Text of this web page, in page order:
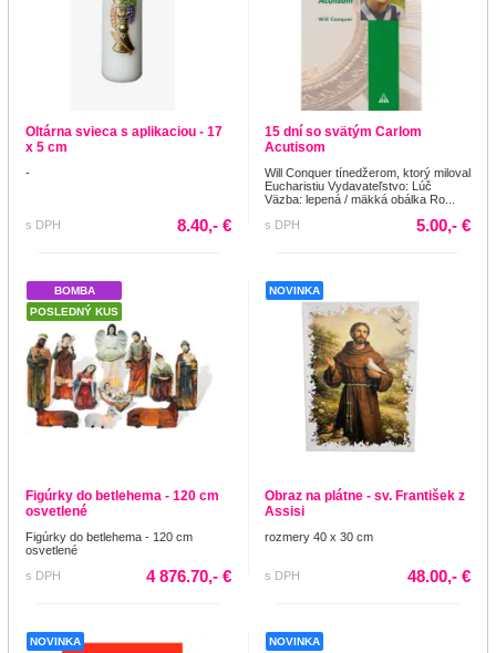
Oltárna svieca s aplikaciou - 17
x 5 cm
-
s DPH 8.40,- €
15 dní so svätým Carlom
Acutisom
Will Conquer tínedžerom, ktorý miloval
Eucharistiu Vydavateľstvo: Lúč
Väzba: lepená / mäkká obálka Ro...
s DPH
5.00,- €
BOMBA
POSLEDNÝ KUS
Figúrky do betlehema - 120 cm
osvetlené
Figúrky do betlehema - 120 cm
osvetlené
s DPH
4 876.70,- €
NOVINKA
Obraz na plátne - sv. František z
Assisi
rozmery 40 x 30 cm
s DPH 48.00,- €
NOVINKA NOVINKA